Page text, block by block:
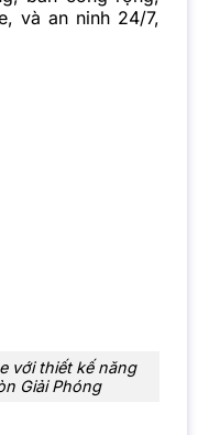
và an ninh 24/7,
với thiết kế năng
Giải Phóng